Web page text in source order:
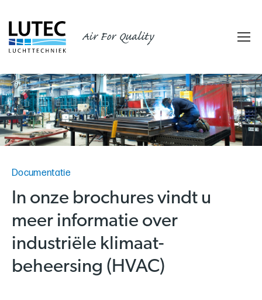
Air For Quality
Documentatie
In onze brochures vindt u
meer informatie over
industriële klimaat-
beheersing (HVAC)